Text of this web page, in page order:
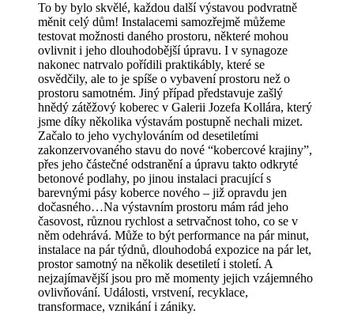
To by bylo skvělé, každou další výstavou podvratně
měnit celý dům! Instalacemi samozřejmě můžeme
testovat možnosti daného prostoru, některé mohou
ovlivnit i jeho dlouhodobější úpravu. I v synagoze
nakonec natrvalo pořídili praktikábly, které se
osvědčily, ale to je spíše o vybavení prostoru než o
prostoru samotném. Jiný případ představuje zašlý
hnědý zátěžový koberec v Galerii Jozefa Kollára, který
jsme díky několika výstavám postupně nechali mizet.
Začalo to jeho vychylováním od desetiletími
zakonzervovaného stavu do nové “kobercové krajiny”,
přes jeho částečné odstranění a úpravu takto odkryté
betonové podlahy, po jinou instalaci pracující s
barevnými pásy koberce nového – již opravdu jen
dočasného…Na výstavním prostoru mám rád jeho
časovost, různou rychlost a setrvačnost toho, co se v
něm odehrává. Může to být performance na pár minut,
instalace na pár týdnů, dlouhodobá expozice na pár let,
prostor samotný na několik desetiletí i století. A
nejzajímavější jsou pro mě momenty jejich vzájemného
ovlivňování. Události, vrstvení, recyklace,
transformace, vznikání i zániky.